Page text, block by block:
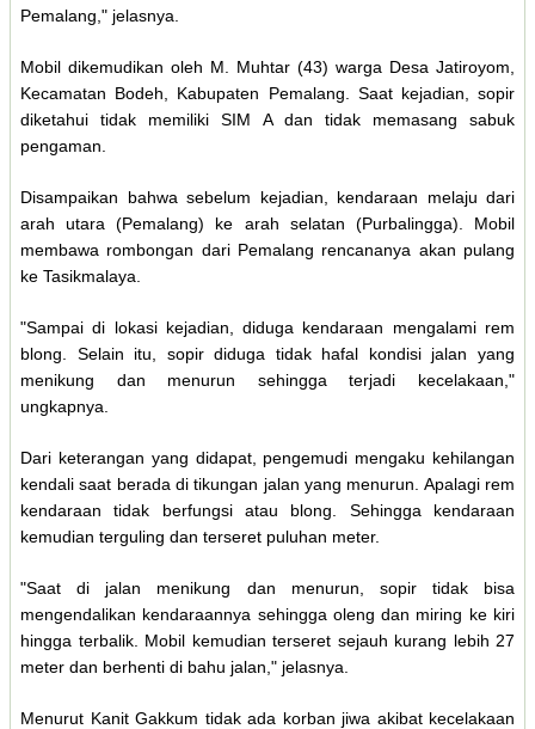
Pemalang," jelasnya.
Mobil dikemudikan oleh M. Muhtar (43) warga Desa Jatiroyom,
Kecamatan Bodeh, Kabupaten Pemalang. Saat kejadian, sopir
diketahui tidak memiliki SIM A dan tidak memasang sabuk
pengaman.
Disampaikan bahwa sebelum kejadian, kendaraan melaju dari
arah utara (Pemalang) ke arah selatan (Purbalingga). Mobil
membawa rombongan dari Pemalang rencananya akan pulang
ke Tasikmalaya.
"Sampai di lokasi kejadian, diduga kendaraan mengalami rem
blong. Selain itu, sopir diduga tidak hafal kondisi jalan yang
menikung dan menurun sehingga terjadi kecelakaan,"
ungkapnya.
Dari keterangan yang didapat, pengemudi mengaku kehilangan
kendali saat berada di tikungan jalan yang menurun. Apalagi rem
kendaraan tidak berfungsi atau blong. Sehingga kendaraan
kemudian terguling dan terseret puluhan meter.
"Saat di jalan menikung dan menurun, sopir tidak bisa
mengendalikan kendaraannya sehingga oleng dan miring ke kiri
hingga terbalik. Mobil kemudian terseret sejauh kurang lebih 27
meter dan berhenti di bahu jalan," jelasnya.
Menurut Kanit Gakkum tidak ada korban jiwa akibat kecelakaan